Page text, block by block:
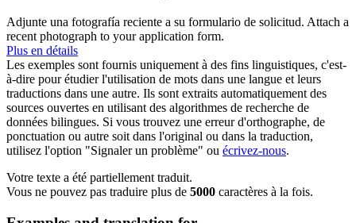
Adjunte una fotografía reciente a su formulario de solicitud. Attach a
recent photograph to your application form.
Plus en détails
Les exemples sont fournis uniquement à des fins linguistiques, c'est-
à-dire pour étudier l'utilisation de mots dans une langue et leurs
traductions dans une autre. Ils sont extraits automatiquement des
sources ouvertes en utilisant des algorithmes de recherche de
données bilingues. Si vous trouvez une erreur d'orthographe, de
ponctuation ou autre soit dans l'original ou dans la traduction,
utilisez l'option "Signaler un problème" ou écrivez-nous.
Votre texte a été partiellement traduit.
Vous ne pouvez pas traduire plus de 5000 caractères à la fois.